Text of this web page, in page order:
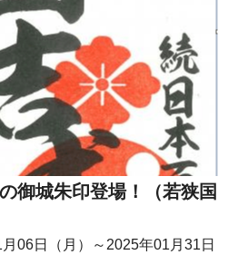
御城朱印登場！（若狭国
06日（月）～2025年01月31日